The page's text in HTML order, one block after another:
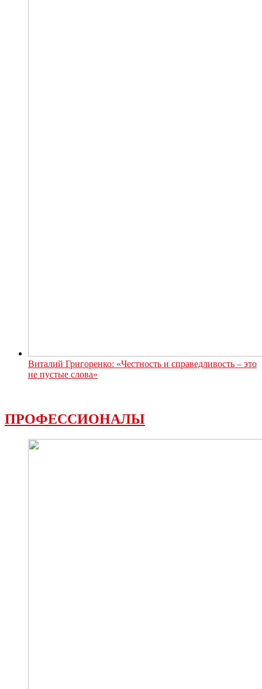
Виталий Григоренко: «Честность и справедливость – это
не пустые слова»
ПРОФЕССИОНАЛЫ